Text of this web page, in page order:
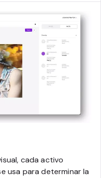
cada activo
usa para determinar la